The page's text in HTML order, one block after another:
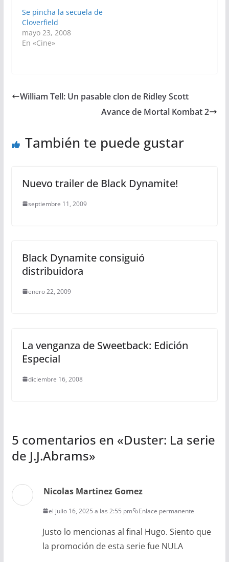
Se pincha la secuela de
Cloverfield
mayo 23, 2008
En «Cine»
William Tell: Un pasable clon de Ridley Scott
Avance de Mortal Kombat 2
También te puede gustar
Nuevo trailer de Black Dynamite!
septiembre 11, 2009
Black Dynamite consiguió
distribuidora
enero 22, 2009
La venganza de Sweetback: Edición
Especial
diciembre 16, 2008
5 comentarios en «Duster: La serie
de J.J.Abrams»
Nicolas Martinez Gomez
el julio 16, 2025 a las 2:55 pm Enlace permanente
Justo lo mencionas al final Hugo. Siento que
la promoción de esta serie fue NULA